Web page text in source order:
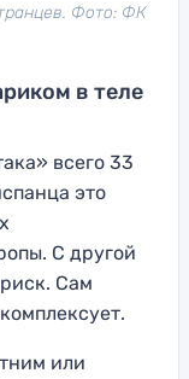
Фото: ФК
в теле
всего 33
это
С другой
Сам
или